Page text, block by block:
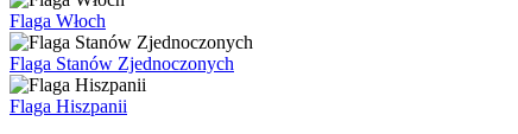
Flaga Włoch
Flaga Stanów Zjednoczonych
Flaga Hiszpanii